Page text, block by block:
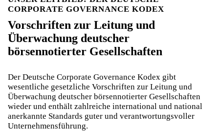
CORPORATE GOVERNANCE KODEX
Vorschriften zur Leitung und
Überwachung deutscher
börsennotierter Gesellschaften
Der Deutsche Corporate Governance Kodex gibt
wesentliche gesetzliche Vorschriften zur Leitung und
Überwachung deutscher börsennotierter Gesellschaften
wieder und enthält zahlreiche international und national
anerkannte Standards guter und verantwortungsvoller
Unternehmensführung.